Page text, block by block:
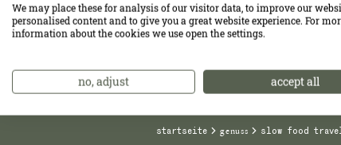
startseite genuss slow food
We may place these for analysis of our visitor data, to improve our
personalised content and to give you a great website experience. For
information about the cookies we use open the settings.
no, adjust accept all